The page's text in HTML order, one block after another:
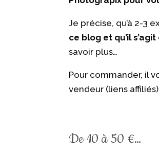
Je précise, qu’à 2-3
ce blog et qu’il
savoir plus…
Pour commander, il
vendeur (liens
De 10 à 50 €…